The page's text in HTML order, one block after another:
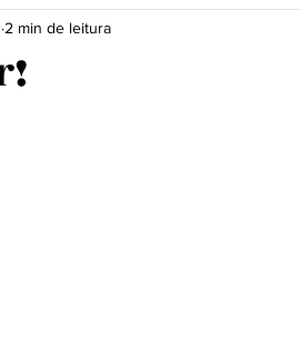
2 min de leitura